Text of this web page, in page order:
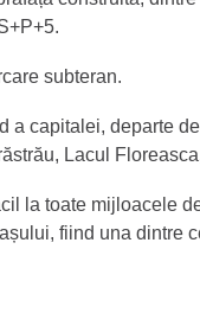
subteran.
a capitalei, departe
Lacul
la toate mijloacele
fiind una dintre